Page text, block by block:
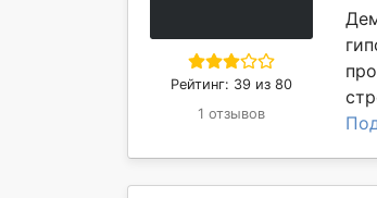
Рейтинг: 39 из 80
1 отзывов